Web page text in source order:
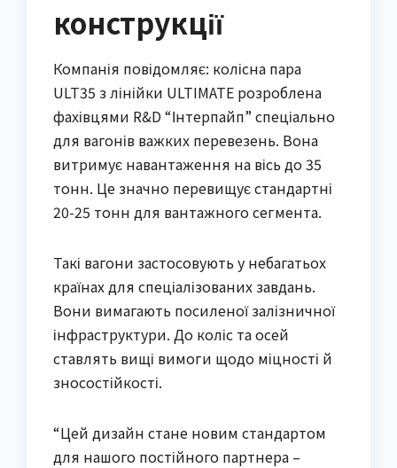
конструкції
Компанія повідомляє: колісна пара
ULT35 з лінійки ULTIMATE розроблена
фахівцями R&D “Інтерпайп” спеціально
для вагонів важких перевезень. Вона
витримує навантаження на вісь до 35
тонн. Це значно перевищує стандартні
20-25 тонн для вантажного сегмента.
Такі вагони застосовують у небагатьох
країнах для спеціалізованих завдань.
Вони вимагають посиленої залізничної
інфраструктури. До коліс та осей
ставлять вищі вимоги щодо міцності й
зносостійкості.
“Цей дизайн стане новим стандартом
для нашого постійного партнера –